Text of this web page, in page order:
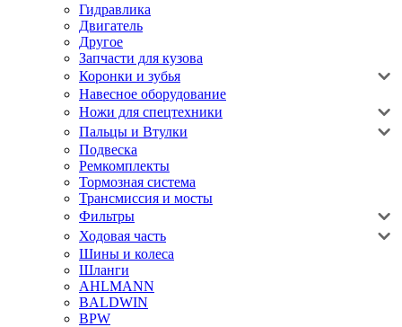
Гидравлика
Двигатель
Другое
Запчасти для кузова
Коронки и зубья
Навесное оборудование
Ножи для спецтехники
Пальцы и Втулки
Подвеска
Ремкомплекты
Тормозная система
Трансмиссия и мосты
Фильтры
Ходовая часть
Шины и колеса
Шланги
AHLMANN
BALDWIN
BPW